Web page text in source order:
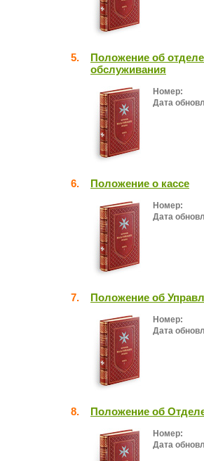
5.
Положение об
обслуживания
Номер:
Дата
6. Положение о кассе
Номер:
Дата
7. Положение об
Номер:
Дата
8. Положение об
Номер:
Дата